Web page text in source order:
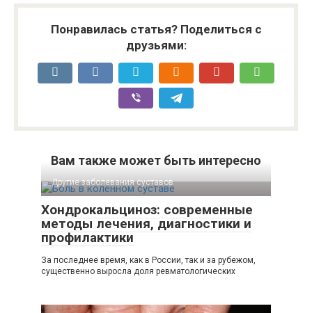
Понравилась статья? Поделиться с
друзьями:
Вам также может быть интересно
Другие заболевания суставов
Хондрокальциноз: современные
методы лечения, диагностики и
профилактики
За последнее время, как в России, так и за рубежом,
существенно выросла доля ревматологических